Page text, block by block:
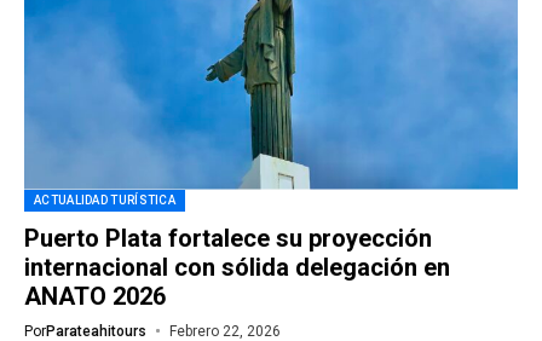
ACTUALIDAD TURÍSTICA
Puerto Plata fortalece su proyección
internacional con sólida delegación en
ANATO 2026
PorParateahitours Febrero 22, 2026